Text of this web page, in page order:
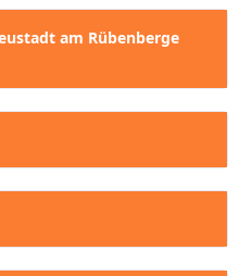
am Rübenberge